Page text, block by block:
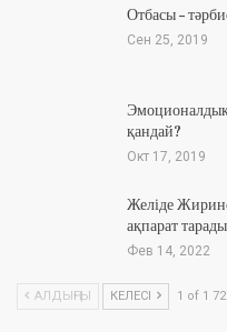
Отбасы –
Сен 25, 2019
қандай?
Окт 17, 2019
Желіде
ақпарат тарады
Фев 14, 2022
АЛДЫҢҒЫ КЕЛЕСІ 1 of 1